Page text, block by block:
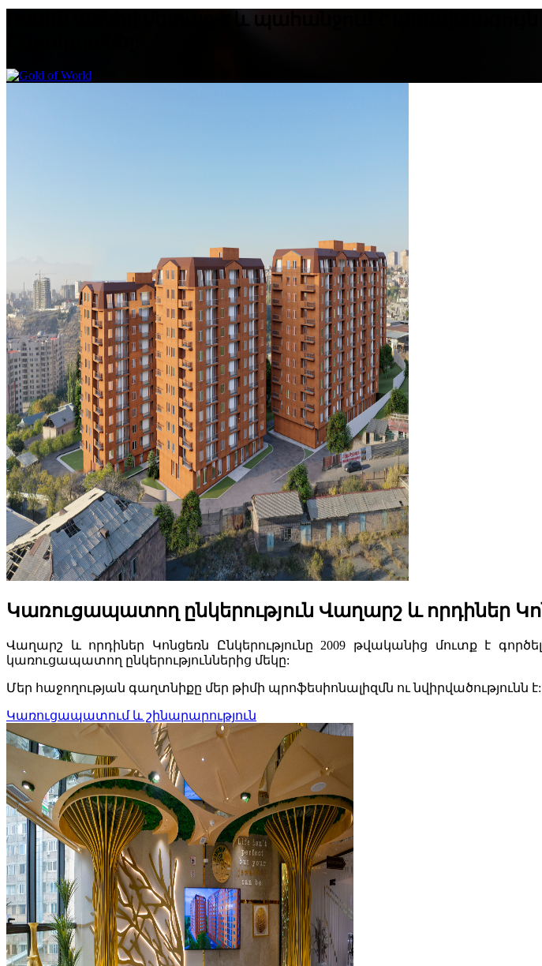
Ոսկին ազնիվ մետաղ է և պահանջում է
Կառուցապատող ընկերություն Վաղարշ և որդիներ
Վաղարշ և որդիներ Կոնցեռն Ընկերությունը 2009 թվականից մուտք է
կառուցապատող ընկերություններից մեկը:
Մեր հաջողության գաղտնիքը մեր թիմի պրոֆեսիոնալիզմն ու նվիրվածությունն է:
Կառուցապատում և շինարարություն